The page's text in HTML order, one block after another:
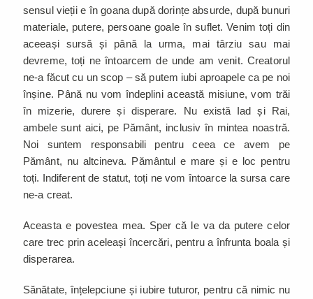
sensul vieții e în goana după dorințe absurde, după bunuri
materiale, putere, persoane goale în suflet. Venim toți din
aceeași sursă și până la urma, mai târziu sau mai
devreme, toți ne întoarcem de unde am venit. Creatorul
ne-a făcut cu un scop – să putem iubi aproapele ca pe noi
înșine. Până nu vom îndeplini această misiune, vom trăi
în mizerie, durere și disperare. Nu există Iad și Rai,
ambele sunt aici, pe Pământ, inclusiv în mintea noastră.
Noi suntem responsabili pentru ceea ce avem pe
Pământ, nu altcineva. Pământul e mare și e loc pentru
toți. Indiferent de statut, toți ne vom întoarce la sursa care
ne-a creat.
Aceasta e povestea mea. Sper că le va da putere celor
care trec prin aceleași încercări, pentru a înfrunta boala și
disperarea.
Sănătate, înțelepciune și iubire tuturor, pentru că nimic nu